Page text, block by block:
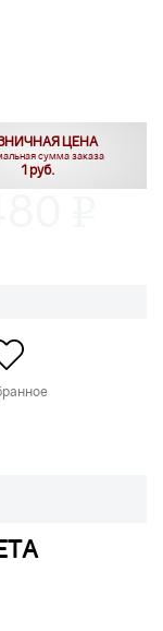
ЦЕНА
сумма заказа
1 руб.